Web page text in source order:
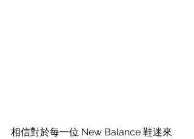
相信對於每一位 New Balance 鞋迷來